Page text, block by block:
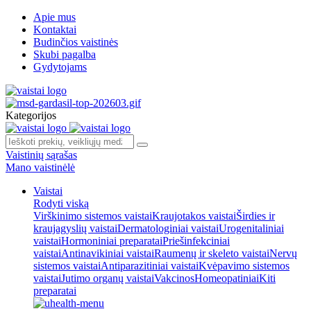
Apie mus
Kontaktai
Budinčios vaistinės
Skubi pagalba
Gydytojams
Kategorijos
Vaistinių sąrašas
Mano vaistinėlė
Vaistai
Rodyti viską
Virškinimo sistemos vaistaiKraujotakos vaistaiŠirdies ir
kraujagyslių vaistaiDermatologiniai vaistaiUrogenitaliniai
vaistaiHormoniniai preparataiPriešinfekciniai
vaistaiAntinavikiniai vaistaiRaumenų ir skeleto vaistaiNervų
sistemos vaistaiAntiparazitiniai vaistaiKvėpavimo sistemos
vaistaiJutimo organų vaistaiVakcinosHomeopatiniaiKiti
preparatai